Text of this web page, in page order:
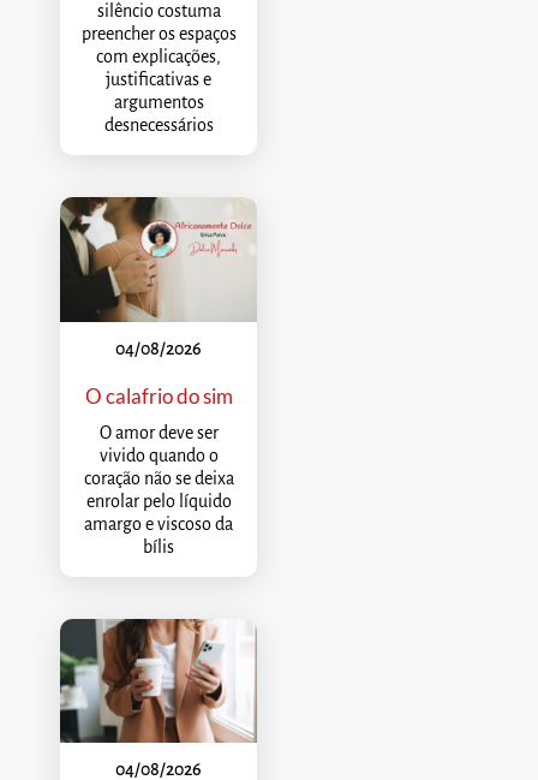
silêncio costuma
preencher os espaços
com explicações,
justificativas e
argumentos
desnecessários
04/08/2026
O calafrio do sim
O amor deve ser
vivido quando o
coração não se deixa
enrolar pelo líquido
amargo e viscoso da
bílis
04/08/2026